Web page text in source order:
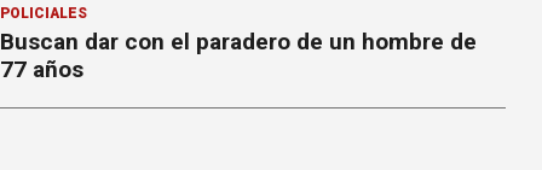
POLICIALES
Buscan dar con el paradero de un hombre de
77 años